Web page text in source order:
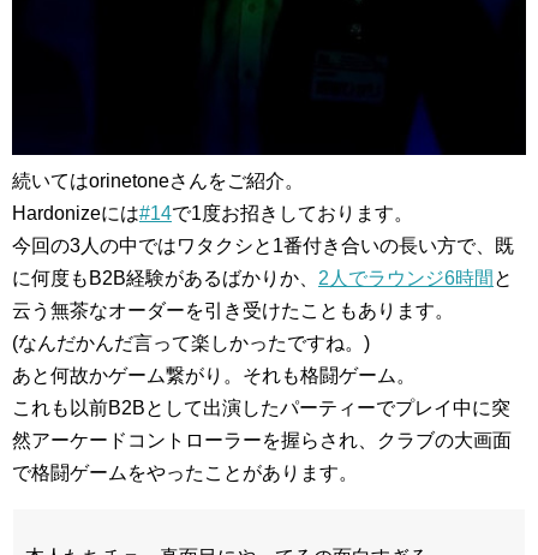
続いてはorinetoneさんをご紹介。
Hardonizeには#14で1度お招きしております。
今回の3人の中ではワタクシと1番付き合いの長い方で、既
に何度もB2B経験があるばかりか、 2人でラウンジ6時間 と
云う無茶なオーダーを引き受けたこともあります。
(なんだかんだ言って楽しかったですね。)
あと何故かゲーム繋がり。それも格闘ゲーム。
これも以前B2Bとして出演したパーティーでプレイ中に突
然アーケードコントローラーを握らされ、クラブの大画面
で格闘ゲームをやったことがあります。